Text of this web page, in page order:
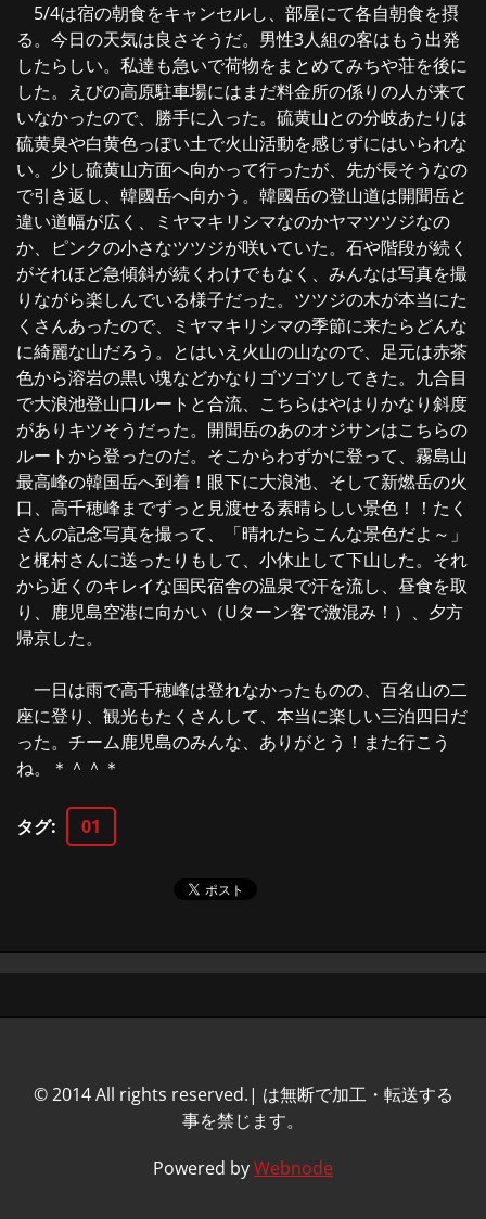
5/4は宿の朝食をキャンセルし、部屋にて各自朝食を摂
る。今日の天気は良さそうだ。男性3人組の客はもう出発
したらしい。私達も急いで荷物をまとめてみちや荘を後に
した。えびの高原駐車場にはまだ料金所の係りの人が来て
いなかったので、勝手に入った。硫黄山との分岐あたりは
硫黄臭や白黄色っぽい土で火山活動を感じずにはいられな
い。少し硫黄山方面へ向かって行ったが、先が長そうなの
で引き返し、韓國岳へ向かう。韓國岳の登山道は開聞岳と
違い道幅が広く、ミヤマキリシマなのかヤマツツジなの
か、ピンクの小さなツツジが咲いていた。石や階段が続く
がそれほど急傾斜が続くわけでもなく、みんなは写真を撮
りながら楽しんでいる様子だった。ツツジの木が本当にた
くさんあったので、ミヤマキリシマの季節に来たらどんな
に綺麗な山だろう。とはいえ火山の山なので、足元は赤茶
色から溶岩の黒い塊などかなりゴツゴツしてきた。九合目
で大浪池登山口ルートと合流、こちらはやはりかなり斜度
がありキツそうだった。開聞岳のあのオジサンはこちらの
ルートから登ったのだ。そこからわずかに登って、霧島山
最高峰の韓国岳へ到着！眼下に大浪池、そして新燃岳の火
口、高千穂峰までずっと見渡せる素晴らしい景色！！たく
さんの記念写真を撮って、「晴れたらこんな景色だよ～」
と梶村さんに送ったりもして、小休止して下山した。それ
から近くのキレイな国民宿舎の温泉で汗を流し、昼食を取
り、鹿児島空港に向かい（Uターン客で激混み！）、夕方
帰京した。
一日は雨で高千穂峰は登れなかったものの、百名山の二
座に登り、観光もたくさんして、本当に楽しい三泊四日だ
った。チーム鹿児島のみんな、ありがとう！また行こう
ね。＊＾＾＊
タグ: 01
© 2014 All rights reserved.| は無断で加工・転送する
事を禁じます。
Powered byWebnode